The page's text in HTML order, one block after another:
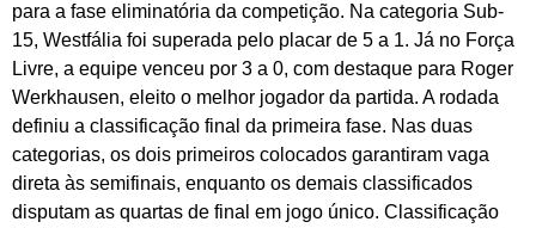
para a fase eliminatória da competição. Na categoria Sub-
15, Westfália foi superada pelo placar de 5 a 1. Já no Força
Livre, a equipe venceu por 3 a 0, com destaque para Roger
Werkhausen, eleito o melhor jogador da partida. A rodada
definiu a classificação final da primeira fase. Nas duas
categorias, os dois primeiros colocados garantiram vaga
direta às semifinais, enquanto os demais classificados
disputam as quartas de final em jogo único. Classificação